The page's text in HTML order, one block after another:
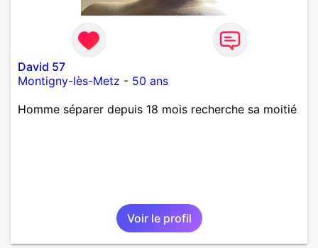
David 57
Montigny-lès-Metz - 50 ans
Homme séparer depuis 18 mois recherche sa moitié
Voir le profil